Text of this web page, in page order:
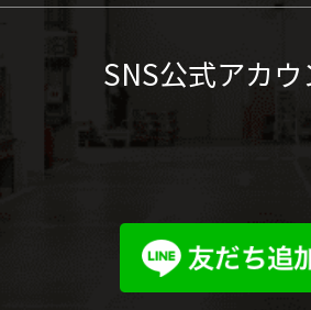
SNS公式アカ